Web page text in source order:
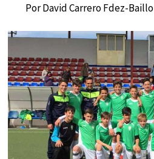
PorDavid Carrero Fdez-Baillo